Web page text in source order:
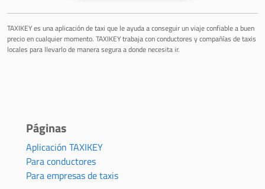
TAXIKEY es una aplicación de taxi que le ayuda a conseguir un viaje confiable a buen
precio en cualquier momento. TAXIKEY trabaja con conductores y compañías de taxis
locales para llevarlo de manera segura a donde necesita ir.
Páginas
Aplicación TAXIKEY
Para conductores
Para empresas de taxis